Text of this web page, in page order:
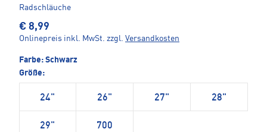
Radschläuche
€ 8,99
Onlinepreis inkl. MwSt. zzgl. Versandkosten
Farbe: Schwarz
Größe:
24" 26" 27" 28"
29" 700